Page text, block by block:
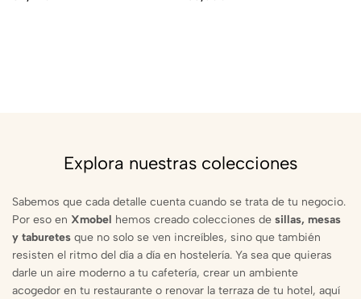
Explora nuestras colecciones
Sabemos que cada detalle cuenta cuando se trata de tu negocio.
Por eso en Xmobel hemos creado colecciones de sillas, mesas
y taburetes que no solo se ven increíbles, sino que también
resisten el ritmo del día a día en hostelería. Ya sea que quieras
darle un aire moderno a tu cafetería, crear un ambiente
acogedor en tu restaurante o renovar la terraza de tu hotel, aquí